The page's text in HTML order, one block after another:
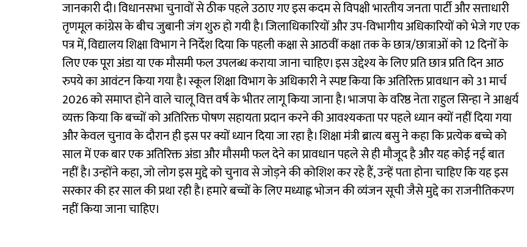
जानकारी दी। विधानसभा चुनावों से ठीक पहले उठाए गए इस कदम से विपक्षी भारतीय जनता पार्टी और सत्ताधारी
तृणमूल कांग्रेस के बीच जुबानी जंग शुरु हो गयी है। जिलाधिकारियों और उप-विभागीय अधिकारियों को भेजे गए एक
पत्र में, विद्यालय शिक्षा विभाग ने निर्देश दिया कि पहली कक्षा से आठवीं कक्षा तक के छात्र/छात्राओं को 12 दिनों के
लिए एक पूरा अंडा या एक मौसमी फल उपलब्ध कराया जाना चाहिए। इस उद्देश्य के लिए प्रति छात्र प्रति दिन आठ
रुपये का आवंटन किया गया है। स्कूल शिक्षा विभाग के अधिकारी ने स्पष्ट किया कि अतिरिक्त प्रावधान को 31 मार्च
2026 को समाप्त होने वाले चालू वित्त वर्ष के भीतर लागू किया जाना है। भाजपा के वरिष्ठ नेता राहुल सिन्हा ने आश्चर्य
व्यक्त किया कि बच्चों को अतिरिक्त पोषण सहायता प्रदान करने की आवश्यकता पर पहले ध्यान क्यों नहीं दिया गया
और केवल चुनाव के दौरान ही इस पर क्यों ध्यान दिया जा रहा है। शिक्षा मंत्री ब्रात्य बसु ने कहा कि प्रत्येक बच्चे को
साल में एक बार एक अतिरिक्त अंडा और मौसमी फल देने का प्रावधान पहले से ही मौजूद है और यह कोई नई बात
नहीं है। उन्होंने कहा, जो लोग इस मुद्दे को चुनाव से जोड़ने की कोशिश कर रहे हैं, उन्हें पता होना चाहिए कि यह इस
सरकार की हर साल की प्रथा रही है। हमारे बच्चों के लिए मध्याह्न भोजन की व्यंजन सूची जैसे मुद्दे का राजनीतिकरण
नहीं किया जाना चाहिए।